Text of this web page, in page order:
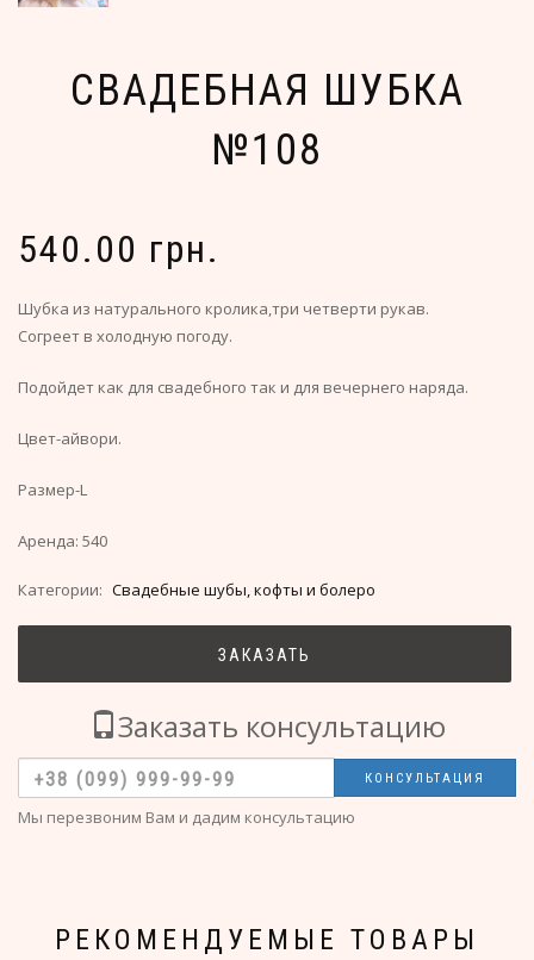
СВАДЕБНАЯ ШУБКА
№108
540.00 грн.
Шубка из натурального кролика,три четверти рукав.
Согреет в холодную погоду.
Подойдет как для свадебного так и для вечернего наряда.
Цвет-айвори.
Размер-L
Аренда: 540
Категории: Свадебные шубы, кофты и болеро
ЗАКАЗАТЬ
Заказать консультацию
КОНСУЛЬТАЦИЯ
Мы перезвоним Вам и дадим консультацию
РЕКОМЕНДУЕМЫЕ ТОВАРЫ